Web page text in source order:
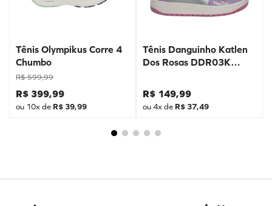
Tênis Olympikus Corre 4
Chumbo
R$ 599,99
R$ 399,99
ou 10x de R$ 39,99
Tênis Danguinho Katlen
Dos Rosas DDR03K
R$ 149,99
ou4x de R$ 37,49